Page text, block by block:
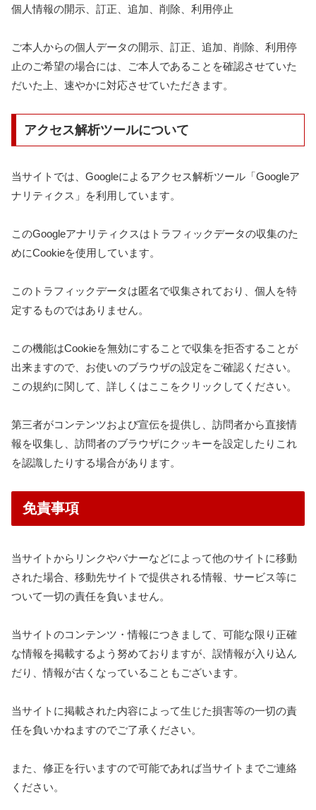
個人情報の開示、訂正、追加、削除、利用停止
ご本人からの個人データの開示、訂正、追加、削除、利用停
止のご希望の場合には、ご本人であることを確認させていた
だいた上、速やかに対応させていただきます。
アクセス解析ツールについて
当サイトでは、Googleによるアクセス解析ツール「Googleア
ナリティクス」を利用しています。
このGoogleアナリティクスはトラフィックデータの収集のた
めにCookieを使用しています。
このトラフィックデータは匿名で収集されており、個人を特
定するものではありません。
この機能はCookieを無効にすることで収集を拒否することが
出来ますので、お使いのブラウザの設定をご確認ください。
この規約に関して、詳しくはここをクリックしてください。
第三者がコンテンツおよび宣伝を提供し、訪問者から直接情
報を収集し、訪問者のブラウザにクッキーを設定したりこれ
を認識したりする場合があります。
免責事項
当サイトからリンクやバナーなどによって他のサイトに移動
された場合、移動先サイトで提供される情報、サービス等に
ついて一切の責任を負いません。
当サイトのコンテンツ・情報につきまして、可能な限り正確
な情報を掲載するよう努めておりますが、誤情報が入り込ん
だり、情報が古くなっていることもございます。
当サイトに掲載された内容によって生じた損害等の一切の責
任を負いかねますのでご了承ください。
また、修正を行いますので可能であれば当サイトまでご連絡
ください。